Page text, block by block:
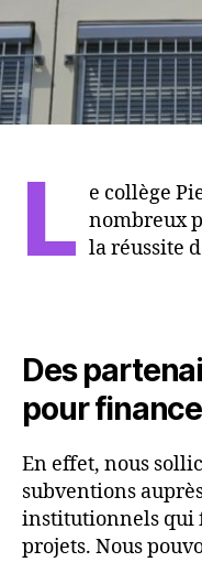
L e collège
nombreux
la réussite
Des
pour
En effet, nous
subventions
institutionnels qui
projets. Nous